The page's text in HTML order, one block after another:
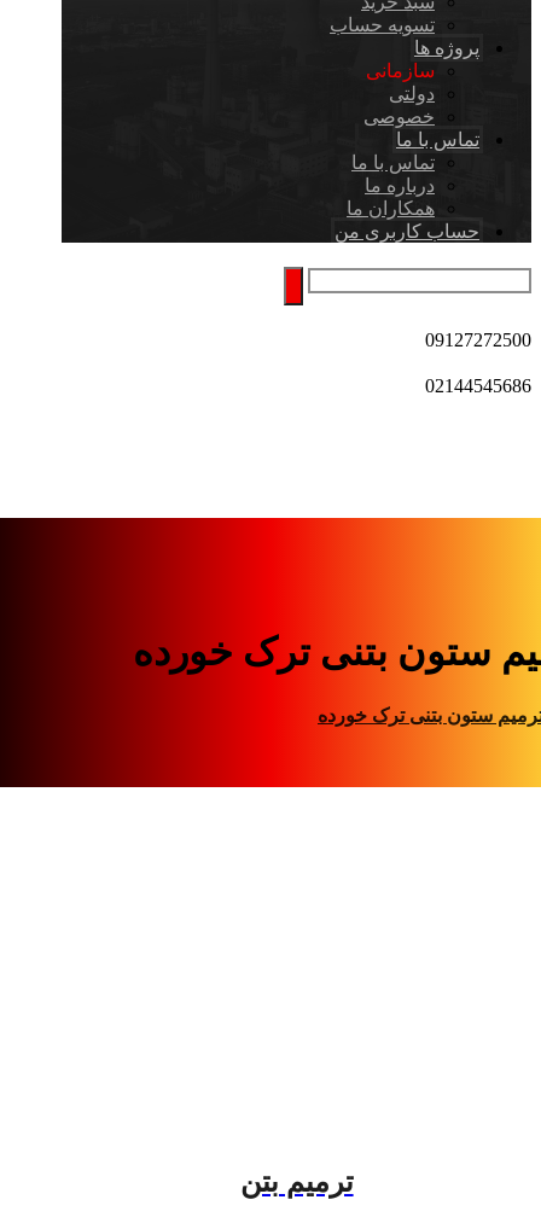
تسویه حساب
پروژه ها
سازمانی
دولتی
خصوصی
تماس با ما
تماس با ما
درباره ما
همکاران ما
حساب کاربری من
09127272500
02144545686
ستون بتنی ترک خورده
ستون بتنی ترک خورده
ترمیم بتن